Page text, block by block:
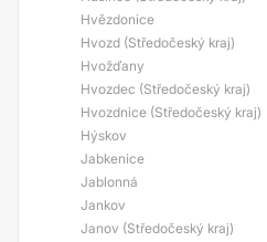
Hvězdonice
Hvozd (Středočeský kraj)
Hvožďany
Hvozdec (Středočeský kraj)
Hvozdnice (Středočeský kraj)
Hýskov
Jabkenice
Jablonná
Jankov
Janov (Středočeský kraj)